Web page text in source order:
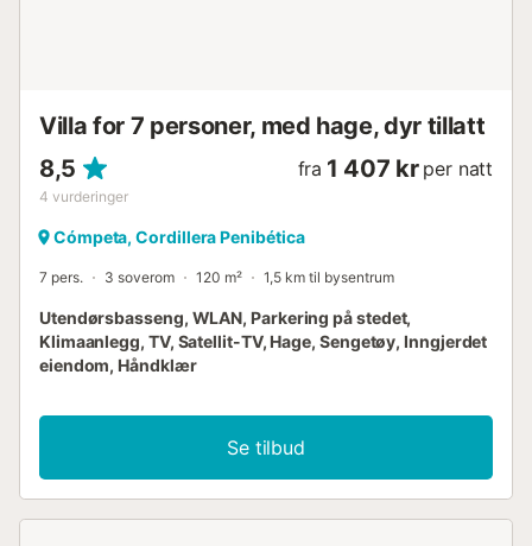
Villa for 7 personer, med hage, dyr tillatt
8,5
4 vurderinger
fra 1 407 kr per natt
Cómpeta, Cordillera Penibética
7 pers. 3 soverom 120 m² 1,5 km til bysentrum
Utendørsbasseng, WLAN, Parkering på stedet,
Klimaanlegg, TV, Satellit-TV, Hage, Sengetøy, Inngjerdet
eiendom, Håndklær
Se tilbud